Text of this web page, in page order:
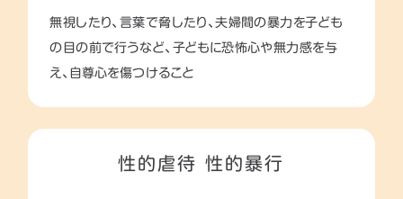
無視したり、言葉で脅したり、夫婦間の暴力を子ども
の目の前で行うなど、子どもに恐怖心や無力感を与
え、自尊心を傷つけること
性的虐待 性的暴行